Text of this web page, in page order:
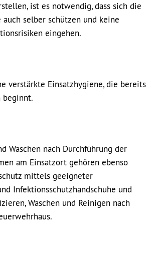
ist es notwendig, dass sich die
selber schützen und keine
eingehen.
verstärkte Einsatzhygiene, die bereits
beginnt.
Waschen nach Durchführung der
am Einsatzort gehören ebenso
mittels geeigneter
Infektionsschutzhandschuhe und
Waschen und Reinigen nach